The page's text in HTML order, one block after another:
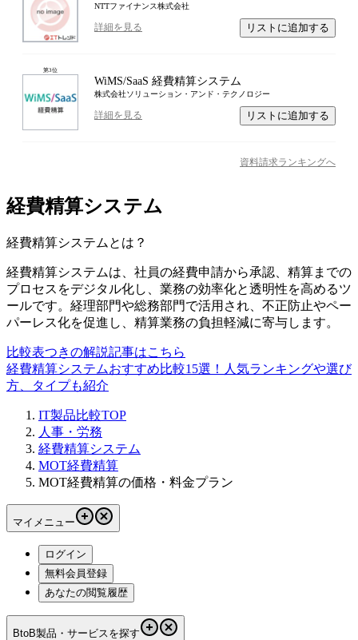
NTTファイナンス株式会社
詳細を見る リストに追加する
第3位
WiMS/SaaS 経費精算システム
株式会社ソリューション・アンド・テクノロジー
詳細を見る リストに追加する
資料請求ランキングへ
経費精算システム
経費精算システム とは？
経費精算システムは、社員の経費申請から承認、精算までの
プロセスをデジタル化し、業務の効率化と透明性を高めるツ
ールです。経理部門や総務部門で活用され、不正防止やペー
パーレス化を促進し、精算業務の負担軽減に寄与します。
比較表つきの解説記事はこちら
経費精算システムおすすめ比較15選！人気ランキングや選び
方、タイプも紹介
IT製品比較TOP
人事・労務
経費精算システム
MOT経費精算
MOT経費精算の価格・料金プラン
マイメニュー
ログイン
無料会員登録
あなたの閲覧履歴
BtoB製品・サービスを探す